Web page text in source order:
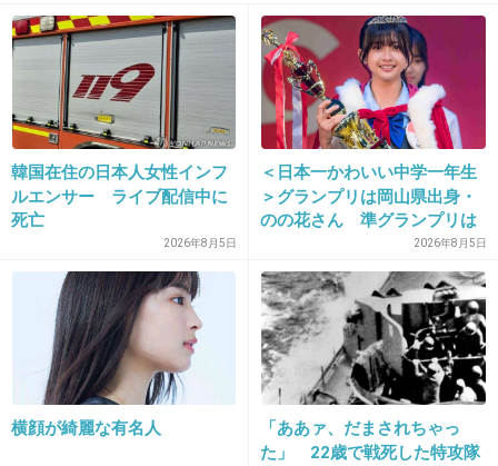
「こんな暗い気持ちのママの所へなんか赤ちゃ
んは来てくれないよ」と自分に言い聞かせて無
理やりでも笑って明るく振る舞ってました。そ
うすることで本当に心が明るくなって楽になる
ものです。
でも結局、赤ちゃんは来てくれなかったですけ
治療を止めた途端自然妊娠した！なんて話も結
構耳にするのでまだ希望は捨てていないのです
が、毎年夫婦で海外旅行をすることにしまし
た。
お互いに行きたい国をリストアップして、今後
何年で何カ国行けるかなんて話を２人でしてい
韓国在住の日本人女性インフ
ルエンサー ライブ配信中に
死亡
2026年8月5日
＜日本一かわいい中学一年生
＞グランプリは岡山県出身・
のの花さん 準グランプリは
徳島県出身・つむぎさん2026年8月5日
横顔が綺麗な有名人
「ああァ、だまされちゃっ
た」 22歳で戦死した特攻隊